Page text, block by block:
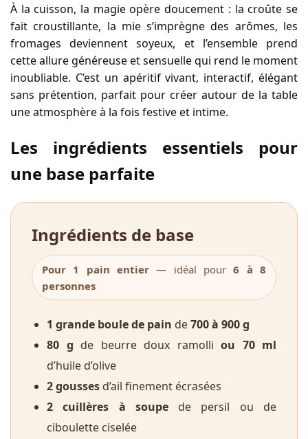
À la cuisson, la magie opère doucement : la croûte se
fait croustillante, la mie s’imprègne des arômes, les
fromages deviennent soyeux, et l’ensemble prend
cette allure généreuse et sensuelle qui rend le moment
inoubliable. C’est un apéritif vivant, interactif, élégant
sans prétention, parfait pour créer autour de la table
une atmosphère à la fois festive et intime.
Les ingrédients essentiels pour
une base parfaite
Ingrédients de base
Pour 1 pain entier — idéal pour6 à 8
personnes
1 grande boule de pain de700 à 900 g
80 g de beurre doux ramolli ou 70 ml
d’huile d’olive
2 gousses d’ail finement écrasées
2 cuillères à soupede persil ou de
ciboulette ciselée